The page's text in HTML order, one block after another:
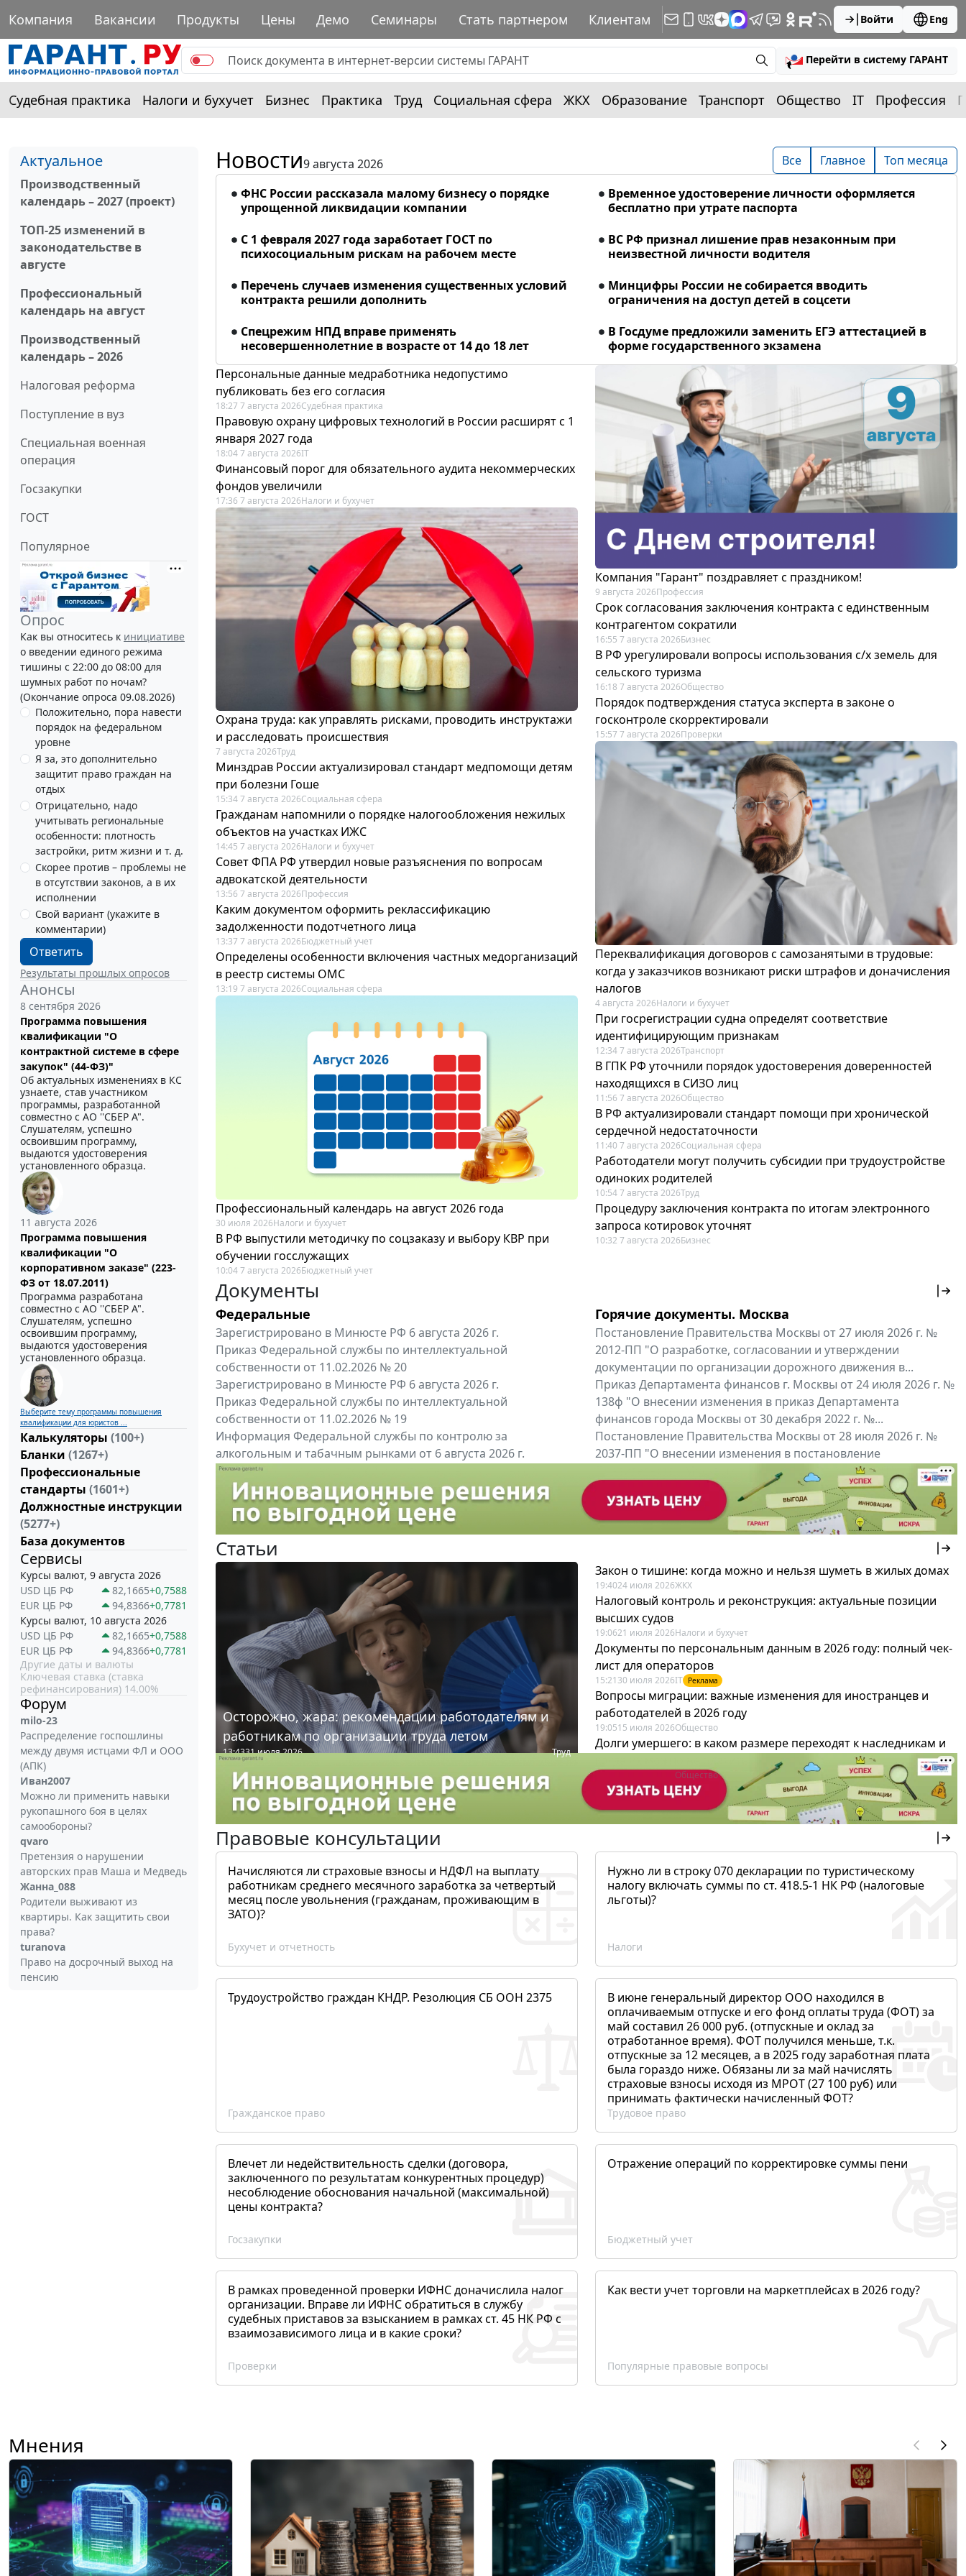
Компания Вакансии Продукты Цены Демо Семинары Стать партнером Клиентам Войти Eng
Перейти в систему ГАРАНТ
Судебная практика Налоги и бухучет Бизнес Практика Труд Социальная сфера ЖКХ Образование Транспорт Общество IT Профессия
Актуальное
Производственный
календарь – 2027 (проект)
ТОП-25 изменений в
законодательстве в
августе
Профессиональный
календарь на август
Производственный
календарь – 2026
Налоговая реформа
Поступление в вуз
Специальная военная
операция
Госзакупки
ГОСТ
Популярное
Опрос
Как вы относитесь к инициативе
о введении единого режима
тишины с 22:00 до 08:00 для
шумных работ по ночам?
(Окончание опроса 09.08.2026)
Положительно, пора навести
порядок на федеральном
уровне
Я за, это дополнительно
защитит право граждан на
отдых
Отрицательно, надо
учитывать региональные
особенности: плотность
застройки, ритм жизни и т. д.
Скорее против – проблемы не
в отсутствии законов, а в их
исполнении
Свой вариант (укажите в
комментарии)
Ответить
Результаты прошлых опросов
Анонсы
8 сентября 2026
Программа повышения
квалификации "О
контрактной системе в сфере
закупок" (44-ФЗ)"
Об актуальных изменениях в КС
узнаете, став участником
программы, разработанной
совместно с АО ''СБЕР А".
Слушателям, успешно
освоившим программу,
выдаются удостоверения
установленного образца.
11 августа 2026
Программа повышения
квалификации "О
корпоративном заказе" (223-
ФЗ от 18.07.2011)
Программа разработана
совместно с АО ''СБЕР А".
Слушателям, успешно
освоившим программу,
выдаются удостоверения
установленного образца.
Выберите тему программы повышения
квалификации для юристов ...
Калькуляторы (100+)
Бланки (1267+)
Профессиональные
стандарты (1601+)
Должностные инструкции
(5277+)
База документов
Сервисы
Курсы валют, 9 августа 2026
USD ЦБ РФ
82,1665+0,7588
EUR ЦБ РФ
94,8366+0,7781
Курсы валют, 10 августа 2026
USD ЦБ РФ
82,1665+0,7588
EUR ЦБ РФ
94,8366+0,7781
Другие даты и валюты
Ключевая ставка (ставка
рефинансирования) 14.00%
Форум
milo-23
Распределение госпошлины
между двумя истцами ФЛ и ООО
(АПК)
Иван2007
Можно ли применить навыки
рукопашного боя в целях
самообороны?
qvaro
Претензия о нарушении
авторских прав Маша и Медведь
Жанна_088
Родители выживают из
квартиры. Как защитить свои
права?
turanova
Право на досрочный выход на
пенсию
Новости9 августа 2026 Все Главное Топ месяца
ФНС России рассказала малому бизнесу о порядке
упрощенной ликвидации компании
Временное удостоверение личности оформляется
бесплатно при утрате паспорта
С 1 февраля 2027 года заработает ГОСТ по
психосоциальным рискам на рабочем месте
ВС РФ признал лишение прав незаконным при
неизвестной личности водителя
Перечень случаев изменения существенных условий
контракта решили дополнить
Минцифры России не собирается вводить
ограничения на доступ детей в соцсети
Спецрежим НПД вправе применять
несовершеннолетние в возрасте от 14 до 18 лет
В Госдуме предложили заменить ЕГЭ аттестацией в
форме государственного экзамена
Персональные данные медработника недопустимо
публиковать без его согласия
18:27 7 августа 2026Судебная практика
Правовую охрану цифровых технологий в России расширят с 1
января 2027 года
18:04 7 августа 2026IT
Финансовый порог для обязательного аудита некоммерческих
фондов увеличили
17:36 7 августа 2026Налоги и бухучет
Охрана труда: как управлять рисками, проводить инструктажи
и расследовать происшествия
7 августа 2026Труд
Минздрав России актуализировал стандарт медпомощи детям
при болезни Гоше
15:34 7 августа 2026Социальная сфера
Гражданам напомнили о порядке налогообложения нежилых
объектов на участках ИЖС
14:45 7 августа 2026Налоги и бухучет
Совет ФПА РФ утвердил новые разъяснения по вопросам
адвокатской деятельности
13:56 7 августа 2026Профессия
Каким документом оформить реклассификацию
задолженности подотчетного лица
13:37 7 августа 2026Бюджетный учет
Определены особенности включения частных медорганизаций
в реестр системы ОМС
13:19 7 августа 2026Социальная сфера
Профессиональный календарь на август 2026 года
30 июля 2026Налоги и бухучет
В РФ выпустили методичку по соцзаказу и выбору КВР при
обучении госслужащих
10:04 7 августа 2026Бюджетный учет
Компания "Гарант" поздравляет с праздником!
9 августа 2026Профессия
Срок согласования заключения контракта с единственным
контрагентом сократили
16:55 7 августа 2026Бизнес
В РФ урегулировали вопросы использования с/х земель для
сельского туризма
16:18 7 августа 2026Общество
Порядок подтверждения статуса эксперта в законе о
госконтроле скорректировали
15:57 7 августа 2026Проверки
Переквалификация договоров с самозанятыми в трудовые:
когда у заказчиков возникают риски штрафов и доначисления
налогов
4 августа 2026Налоги и бухучет
При госрегистрации судна определят соответствие
идентифицирующим признакам
12:34 7 августа 2026Транспорт
В ГПК РФ уточнили порядок удостоверения доверенностей
находящихся в СИЗО лиц
11:56 7 августа 2026Общество
В РФ актуализировали стандарт помощи при хронической
сердечной недостаточности
11:40 7 августа 2026Социальная сфера
Работодатели могут получить субсидии при трудоустройстве
одиноких родителей
10:54 7 августа 2026Труд
Процедуру заключения контракта по итогам электронного
запроса котировок уточнят
10:32 7 августа 2026Бизнес
Документы
Федеральные
Зарегистрировано в Минюсте РФ 6 августа 2026 г.
Приказ Федеральной службы по интеллектуальной
собственности от 11.02.2026 № 20
Зарегистрировано в Минюсте РФ 6 августа 2026 г.
Приказ Федеральной службы по интеллектуальной
собственности от 11.02.2026 № 19
Информация Федеральной службы по контролю за
алкогольным и табачным рынками от 6 августа 2026 г.
"Вниманию производителей и импортёров алкогольной...
Все федеральные документы
Горячие документы. Москва
Постановление Правительства Москвы от 27 июля 2026 г. №
2012-ПП "О разработке, согласовании и утверждении
документации по организации дорожного движения в...
Приказ Департамента финансов г. Москвы от 24 июля 2026 г. №
138ф "О внесении изменения в приказ Департамента
финансов города Москвы от 30 декабря 2022 г. №...
Постановление Правительства Москвы от 28 июля 2026 г. №
2037-ПП "О внесении изменения в постановление
Правительства Москвы от 26 июля 2011 г. № 334-ПП"
Все региональные документы Мой регион ...
Статьи
Осторожно, жара: рекомендации работодателям и
работникам по организации труда летом
13:4331 июля 2026 Труд
Закон о тишине: когда можно и нельзя шуметь в жилых домах
19:4024 июля 2026ЖКХ
Налоговый контроль и реконструкция: актуальные позиции
высших судов
19:0621 июля 2026Налоги и бухучет
Документы по персональным данным в 2026 году: полный чек-
лист для операторов
15:21 30 июля 2026IT Реклама
Вопросы миграции: важные изменения для иностранцев и
работодателей в 2026 году
19:0515 июля 2026Общество
Долги умершего: в каком размере переходят к наследникам и
19:43 Общество
Правовые консультации
Начисляются ли страховые взносы и НДФЛ на выплату
работникам среднего месячного заработка за четвертый
месяц после увольнения (гражданам, проживающим в
ЗАТО)?
Бухучет и отчетность
Нужно ли в строку 070 декларации по туристическому
налогу включать суммы по ст. 418.5-1 НК РФ (налоговые
льготы)?
Налоги
Трудоустройство граждан КНДР. Резолюция СБ ООН 2375
Гражданское право
В июне генеральный директор ООО находился в
оплачиваемым отпуске и его фонд оплаты труда (ФОТ) за
май составил 26 000 руб. (отпускные и оклад за
отработанное время). ФОТ получился меньше, т.к.
отпускные за 12 месяцев, а в 2025 году заработная плата
была гораздо ниже. Обязаны ли за май начислять
страховые взносы исходя из МРОТ (27 100 руб) или
принимать фактически начисленный ФОТ?
Трудовое право
Влечет ли недействительность сделки (договора,
заключенного по результатам конкурентных процедур)
несоблюдение обоснования начальной (максимальной)
цены контракта?
Госзакупки
Отражение операций по корректировке суммы пени
Бюджетный учет
В рамках проведенной проверки ИФНС доначислила налог
организации. Вправе ли ИФНС обратиться в службу
судебных приставов за взысканием в рамках ст. 45 НК РФ с
взаимозависимого лица и в какие сроки?
Проверки
Как вести учет торговли на маркетплейсах в 2026 году?
Популярные правовые вопросы
Мнения